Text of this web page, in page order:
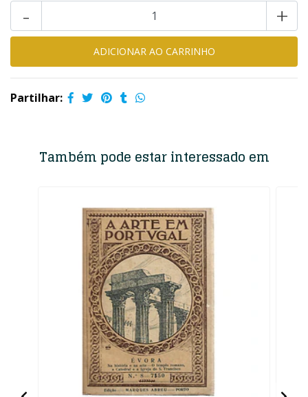
+
-
Partilhar:
Também pode estar interessado em